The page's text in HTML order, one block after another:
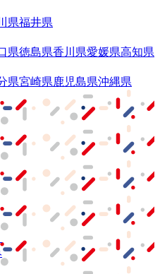
県福井県
県徳島県香川県愛媛県高知県
県宮崎県鹿児島県沖縄県